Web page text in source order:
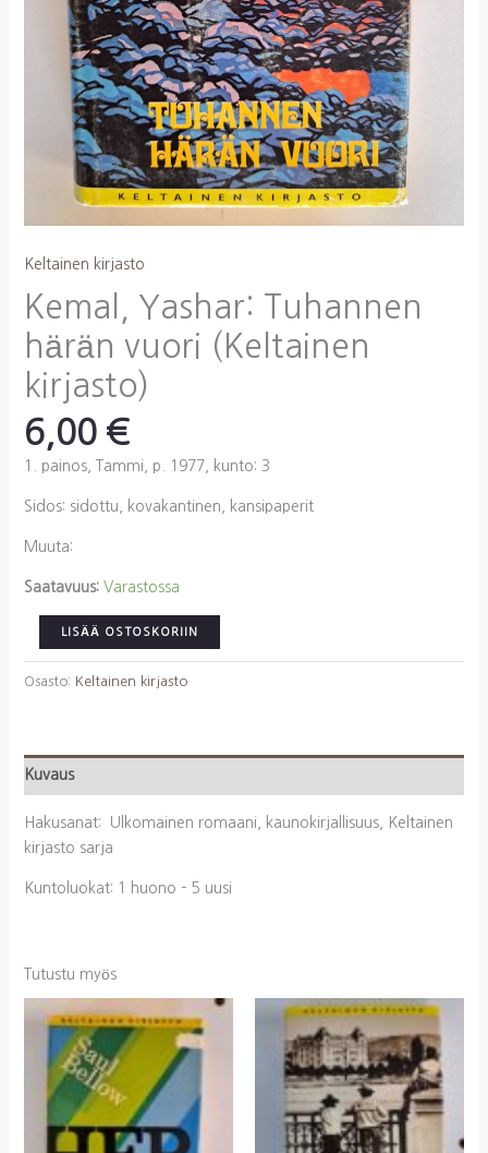
Keltainen kirjasto
Kemal, Yashar: Tuhannen
härän vuori (Keltainen
kirjasto)
6,00 €
1. painos, Tammi, p. 1977, kunto: 3
Sidos: sidottu, kovakantinen, kansipaperit
Muuta:
Saatavuus: Varastossa
Kemal,
Yashar:
Tuhannen
kirjasto)
LISÄÄ OSTOSKORIIN
Osasto: Keltainen kirjasto
Kuvaus
Hakusanat: Ulkomainen romaani, kaunokirjallisuus, Keltainen
kirjasto sarja
Kuntoluokat: 1 huono – 5 uusi
Tutustu myös